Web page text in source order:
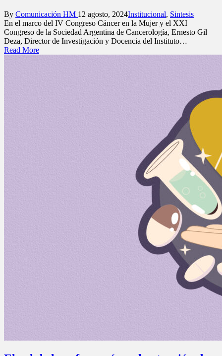
Posted
by
By Comunicación HM 12 agosto, 2024Posted
in
Institucional, Sintesis
En el marco del IV Congreso Cáncer en la Mujer y el XXI
Congreso de la Sociedad Argentina de Cancerología, Ernesto Gil
Deza, Director de Investigación y Docencia del Instituto…
Read More